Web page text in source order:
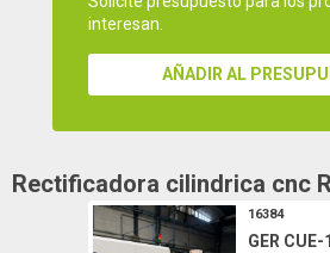
interesan.
AÑADIR AL
Rectificadora cilindrica cnc
16384
GER